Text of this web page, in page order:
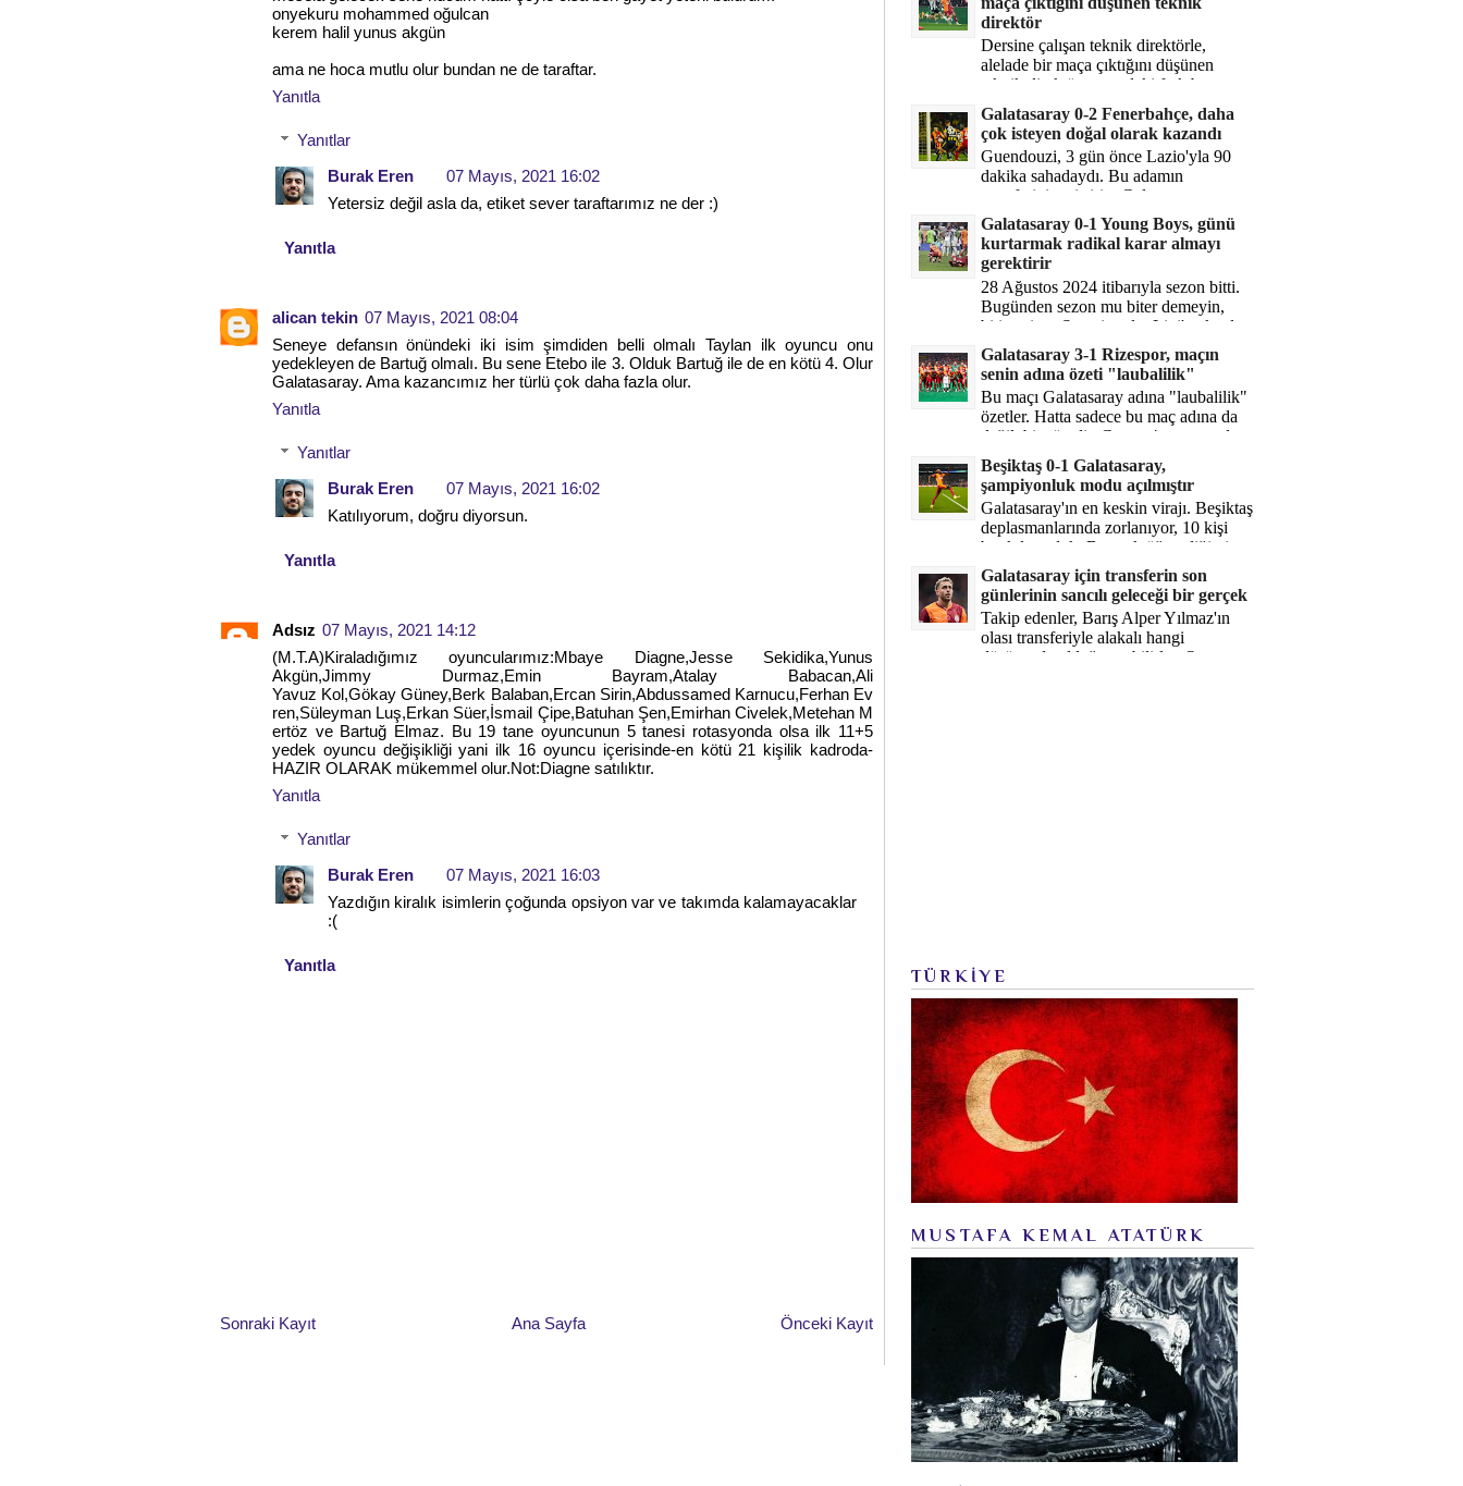
onyekuru mohammed oğulcan
kerem halil yunus akgün
ama ne hoca mutlu olur bundan ne de taraftar.
Yanıtla
Yanıtlar
Burak Eren
07 Mayıs, 2021 16:02
Yetersiz değil asla da, etiket sever taraftarımız ne der :)
Yanıtla
alican tekin 07 Mayıs, 2021 08:04
Seneye defansın önündeki iki isim şimdiden belli olmalı Taylan ilk oyuncu onu
yedekleyen de Bartuğ olmalı. Bu sene Etebo ile 3. Olduk Bartuğ ile de en kötü 4. Olur
Galatasaray. Ama kazancımız her türlü çok daha fazla olur.
Yanıtla
Yanıtlar
Burak Eren
07 Mayıs, 2021 16:02
Katılıyorum, doğru diyorsun.
Yanıtla
Adsız 07 Mayıs, 2021 14:12
(M.T.A)Kiraladığımız oyuncularımız:Mbaye Diagne,Jesse Sekidika,Yunus
Akgün,Jimmy Durmaz,Emin Bayram,Atalay Babacan,Ali
Yavuz Kol,Gökay Güney,Berk Balaban,Ercan Sirin,Abdussamed Karnucu,Ferhan Ev
ren,Süleyman Luş,Erkan Süer,İsmail Çipe,Batuhan Şen,Emirhan Civelek,Metehan M
ertöz ve Bartuğ Elmaz. Bu 19 tane oyuncunun 5 tanesi rotasyonda olsa ilk 11+5
yedek oyuncu değişikliği yani ilk 16 oyuncu içerisinde-en kötü 21 kişilik kadroda-
HAZIR OLARAK mükemmel olur.Not:Diagne satılıktır.
Yanıtla
Yanıtlar
Burak Eren
07 Mayıs, 2021 16:03
Yazdığın kiralık isimlerin çoğunda opsiyon var ve takımda kalamayacaklar
:(
Yanıtla
Sonraki Kayıt Önceki Kayıt
Ana Sayfa
direktör
Dersine çalışan teknik direktörle,
alelade bir maça çıktığını düşünen
teknik direktör arasındaki fark bu
işte. Solskjaer'in çalıştığı de...
Galatasaray 0-2 Fenerbahçe, daha
çok isteyen doğal olarak kazandı
Guendouzi, 3 gün önce Lazio'yla 90
dakika sahadaydı. Bu adamın
transferini yetiştirip, Galatasaray
karşısında 11 oynamasını sağlıyorsun....
Galatasaray 0-1 Young Boys, günü
kurtarmak radikal karar almayı
gerektirir
28 Ağustos 2024 itibarıyla sezon bitti.
Bugünden sezon mu biter demeyin,
bitiyor işte. Şampiyonlar Ligi'ne katılım
hakkı senin misyonun ...
Galatasaray 3-1 Rizespor, maçın
senin adına özeti "laubalilik"
Bu maçı Galatasaray adına "laubalilik"
özetler. Hatta sadece bu maç adına da
değil, bir süredir. Geçen 4 maçta sadece
1 gol yedin ...
Beşiktaş 0-1 Galatasaray,
şampiyonluk modu açılmıştır
Galatasaray'ın en keskin virajı. Beşiktaş
deplasmanlarında zorlanıyor, 10 kişi
bırakılıyorduk. Bu artık öğrendiğimiz
bir gerçek. Sane...
Galatasaray için transferin son
günlerinin sancılı geleceği bir gerçek
Takip edenler, Barış Alper Yılmaz'ın
olası transferiyle alakalı hangi
düşüncede olduğumu bilirler. O
TÜRKİYE
MUSTAFA KEMAL ATATÜRK